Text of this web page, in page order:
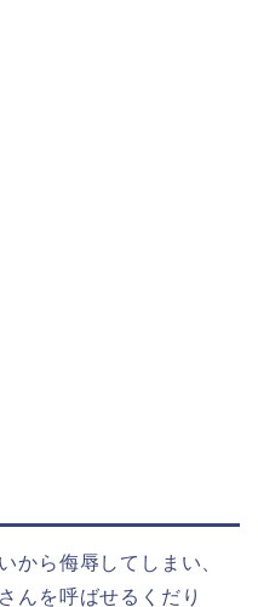
から侮辱してしまい、
んを呼ばせるくだり